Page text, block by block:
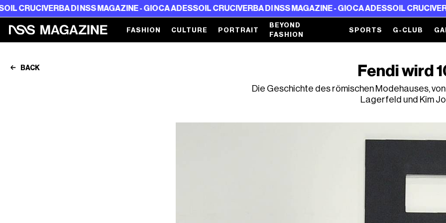
DI NSS MAGAZINE - GIOCA ADESSOIL CRUCIVERBA DI NSS MAGAZINE - GIOCA ADESSOIL CRUCIVERBA DI
FASHION CULTURE PORTRAIT
BEYOND
FASHION
SPORTS G-CLUB
BACK Fendi wird
Die Geschichte des römischen Modehauses, von
Lagerfeld und Kim